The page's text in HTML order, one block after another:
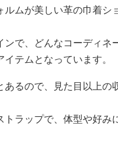
ルムが美しい革の巾着シ
ンで、どんなコーディネ
テムとなっています。
あるので、見た目以上の
トラップで、体型や好み